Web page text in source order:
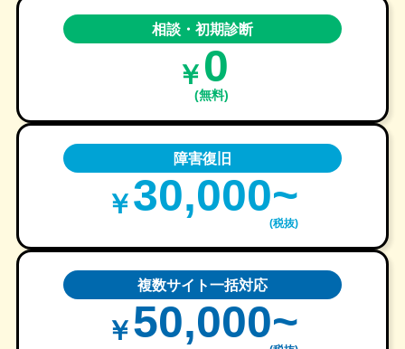
相談・初期診断
0
障害復旧
30,000~
複数サイト一括対応
50,000~